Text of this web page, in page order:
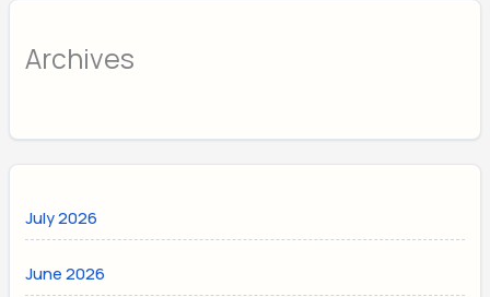
Archives
July 2026
June 2026